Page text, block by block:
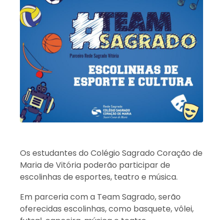
Os estudantes do Colégio Sagrado Coração de
Maria de Vitória poderão participar de
escolinhas de esportes, teatro e música.
Em parceria com a Team Sagrado, serão
oferecidas escolinhas, como basquete, vôlei,